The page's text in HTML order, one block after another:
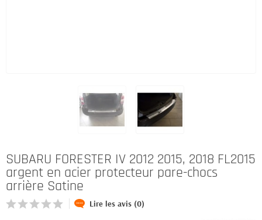
SUBARU FORESTER IV 2012 2015, 2018 FL2015
argent en acier protecteur pare-chocs
arrière Satine
Lire les avis (0)